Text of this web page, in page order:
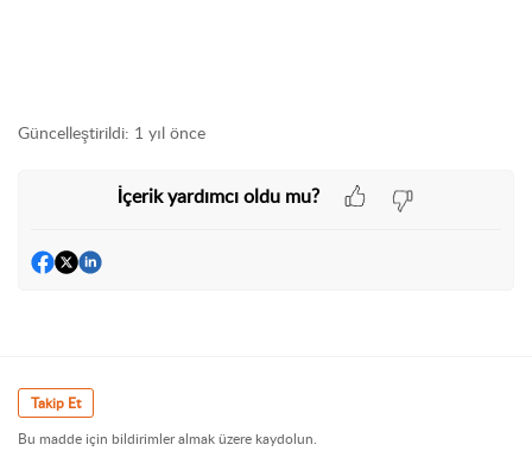
Güncelleştirildi: 1 yıl önce
İçerik yardımcı oldu mu?
Takip Et
Bu madde için bildirimler almak üzere kaydolun.